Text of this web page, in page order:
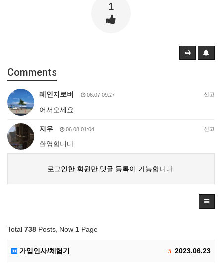
1
Comments
레인지로버 06.07 09:27 신고
어서오세요
지우 06.08 01:04 신고
환영합니다
로그인한 회원만 댓글 등록이 가능합니다.
Total 738 Posts, Now 1 Page
+52023.06.23
가입인사/체험기